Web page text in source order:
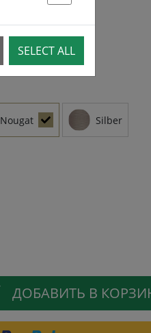
Nougat Silber
ДОБАВИТЬ В
SELECT ALL